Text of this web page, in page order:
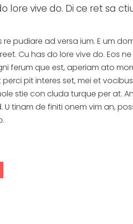
lore vive do. Di ce ret sa
pudiare ad versa ium. E um
Cu has do lore vive do. Eos
ferum que est, aperiam ato
pit interes set, mei et
stie con cluda turque per at.
tinam de finiti onem vim an,